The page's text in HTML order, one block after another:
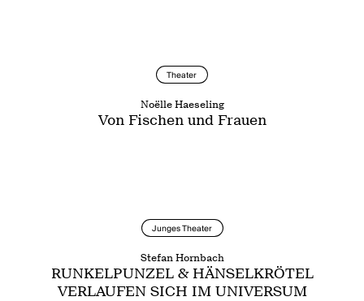
Theater
Noëlle Haeseling
Von Fischen und Frauen
Junges Theater
Stefan Hornbach
RUNKELPUNZEL & HÄNSELKRÖTEL
VERLAUFEN SICH IM UNIVERSUM